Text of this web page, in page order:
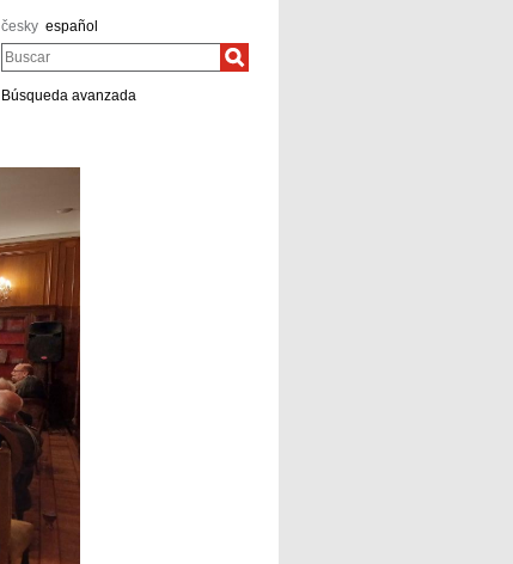
česky español
Buscar
Búsqueda avanzada